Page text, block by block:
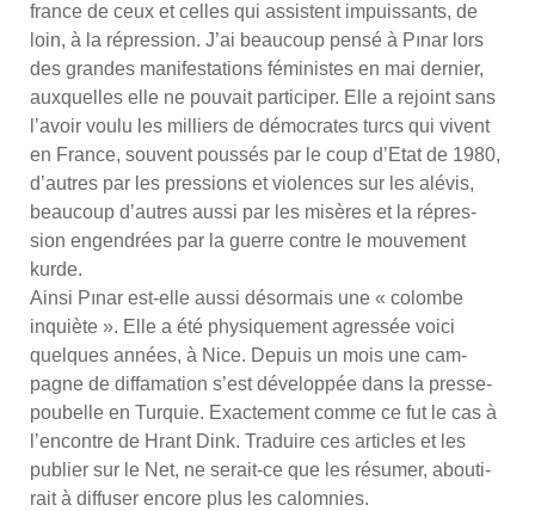
france de ceux et celles qui assistent impuis­sants, de
loin, à la répres­sion. J’ai beau­coup pen­sé à Pınar lors
des grandes mani­fes­ta­tions fémi­nistes en mai der­nier,
aux­quelles elle ne pou­vait par­ti­ci­per. Elle a rejoint sans
l’a­voir vou­lu les mil­liers de démo­crates turcs qui vivent
en France, sou­vent pous­sés par le coup d’E­tat de 1980,
d’autres par les pres­sions et vio­lences sur les alé­vis,
beau­coup d’autres aus­si par les misères et la répres­
sion engen­drées par la guerre contre le mou­ve­ment
kurde.
Ain­si Pınar est-elle aus­si désor­mais une « colombe
inquiète ». Elle a été phy­si­que­ment agres­sée voi­ci
quelques années, à Nice. Depuis un mois une cam­
pagne de dif­fa­ma­tion s’est déve­lop­pée dans la presse-
pou­belle en Tur­quie. Exac­te­ment comme ce fut le cas à
l’en­contre de Hrant Dink. Tra­duire ces articles et les
publier sur le Net, ne serait-ce que les résu­mer, abou­ti­
rait à dif­fu­ser encore plus les calom­nies.